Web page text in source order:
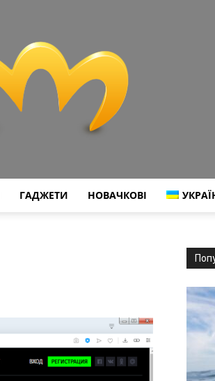
ГАДЖЕТИ НОВАЧКОВІ